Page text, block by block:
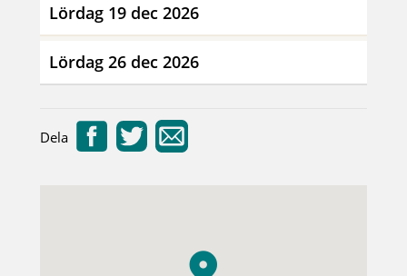
Lördag 19 dec 2026
Lördag 26 dec 2026
Dela